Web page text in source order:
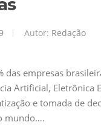
Autor: Redação
das empresas
Artificial, Eletrônica
e tomada de
mundo….